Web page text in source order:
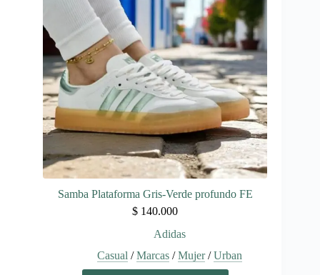
pueden
elegir
la
página
de
producto
Samba Plataforma Gris-Verde profundo FE
$ 140.000
Adidas
Casual /Marcas/Mujer/Urban